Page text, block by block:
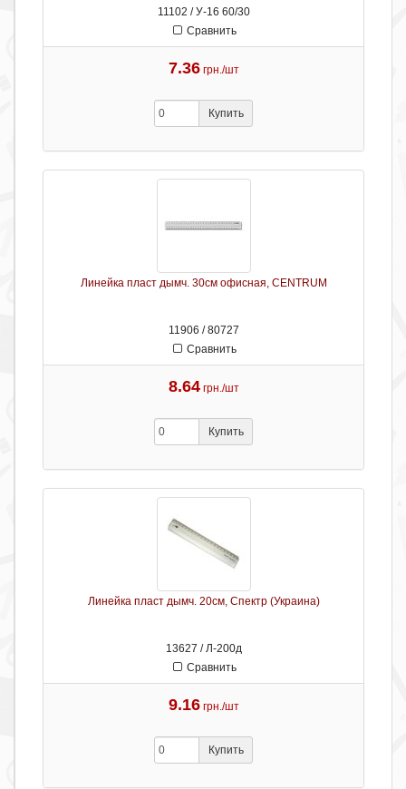
11102 / У-16 60/30
Сравнить
7.36 грн./шт
Купить
Линейка пласт дымч. 30см офисная, CENTRUM
11906 / 80727
Сравнить
8.64 грн./шт
Купить
Линейка пласт дымч. 20см, Спектр (Украина)
13627 / Л-200д
Сравнить
9.16 грн./шт
Купить